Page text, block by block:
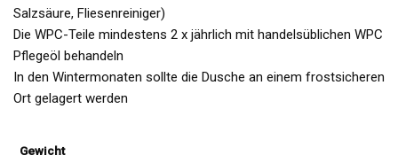
Salzsäure, Fliesenreiniger)
Die WPC-Teile mindestens 2 x jährlich mit handelsüblichen WPC
Pflegeöl behandeln
In den Wintermonaten sollte die Dusche an einem frostsicheren
Ort gelagert werden
Gewicht